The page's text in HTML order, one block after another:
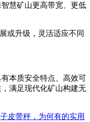
慧矿山更高带宽、更低
或升级，灵活适应不同
本质安全特点、高效可
满足现代化矿山构建无
皮带秤，为何有的实用